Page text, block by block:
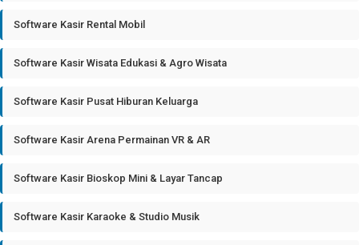
Software Kasir Rental Mobil
Software Kasir Wisata Edukasi & Agro Wisata
Software Kasir Pusat Hiburan Keluarga
Software Kasir Arena Permainan VR & AR
Software Kasir Bioskop Mini & Layar Tancap
Software Kasir Karaoke & Studio Musik